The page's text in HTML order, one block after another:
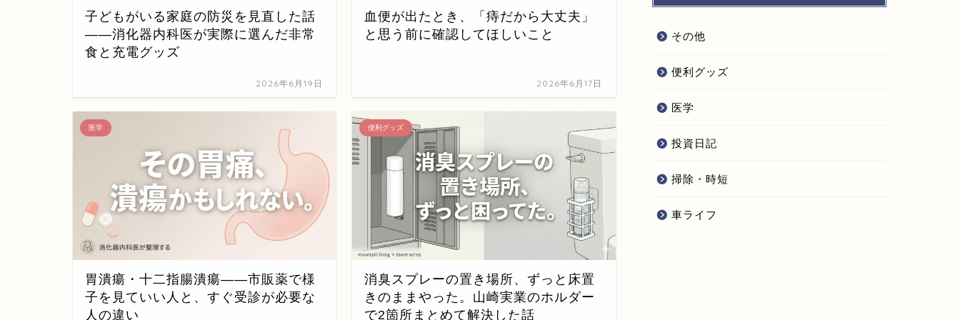
子どもがいる家庭の防災を見直した話
——消化器内科医が実際に選んだ非常
食と充電グッズ
2026年6月19日
血便が出たとき、「痔だから大丈夫」
と思う前に確認してほしいこと
2026年6月17日
医学
胃潰瘍・十二指腸潰瘍——市販薬で様
子を見ていい人と、すぐ受診が必要な
人の違い
便利グッズ
消臭スプレーの置き場所、ずっと床置
きのままやった。山崎実業のホルダー
で2箇所まとめて解決した話
その他
便利グッズ
医学
投資日記
掃除・時短
車ライフ